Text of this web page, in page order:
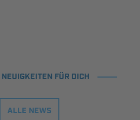
FÜR DICH
ALLE NEWS